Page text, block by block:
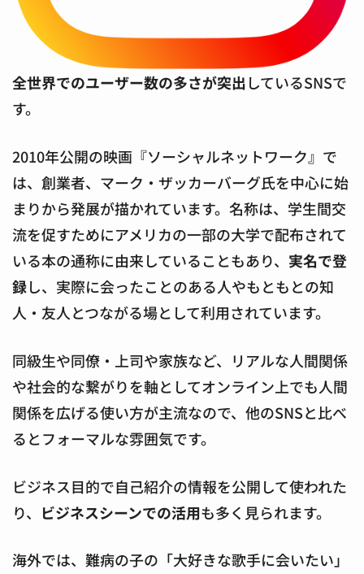
全世界でのユーザー数の多さが突出しているSNSで
す。
2010年公開の映画『ソーシャルネットワーク』で
は、創業者、マーク・ザッカーバーグ氏を中心に始
まりから発展が描かれています。名称は、学生間交
流を促すためにアメリカの一部の大学で配布されて
いる本の通称に由来していることもあり、 実名で登
録し、実際に会ったことのある人やもともとの知
人・友人とつながる場として利用されています。
同級生や同僚・上司や家族など、リアルな人間関係
や社会的な繋がりを軸としてオンライン上でも人間
関係を広げる使い方が主流なので、他のSNSと比べ
るとフォーマルな雰囲気です。
ビジネス目的で自己紹介の情報を公開して使われた
り、 ビジネスシーンでの活用も多く見られます。
海外では、難病の子の「大好きな歌手に会いたい」